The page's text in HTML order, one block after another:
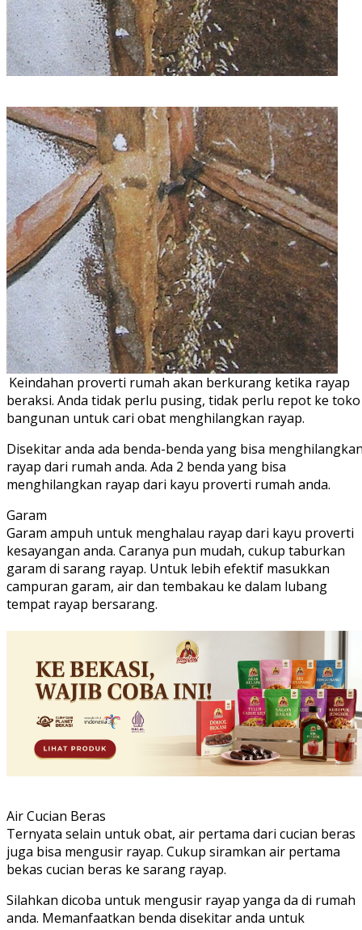
Keindahan proverti rumah akan berkurang ketika rayap
beraksi. Anda tidak perlu pusing, tidak perlu repot ke toko
bangunan untuk cari obat menghilangkan rayap.
Disekitar anda ada benda-benda yang bisa
rayap dari rumah anda. Ada 2 benda yang bisa
menghilangkan rayap dari kayu proverti rumah anda.
Garam
Garam ampuh untuk menghalau rayap dari kayu proverti
kesayangan anda. Caranya pun mudah, cukup taburkan
garam di sarang rayap. Untuk lebih efektif masukkan
campuran garam, air dan tembakau ke dalam lubang
tempat rayap bersarang.
Air Cucian Beras
Ternyata selain untuk obat, air pertama dari cucian beras
juga bisa mengusir rayap. Cukup siramkan air pertama
bekas cucian beras ke sarang rayap.
Silahkan dicoba untuk mengusir rayap yanga da di rumah
anda. Memanfaatkan benda disekitar anda untuk